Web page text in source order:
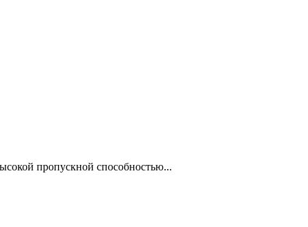
пропускной способностью...